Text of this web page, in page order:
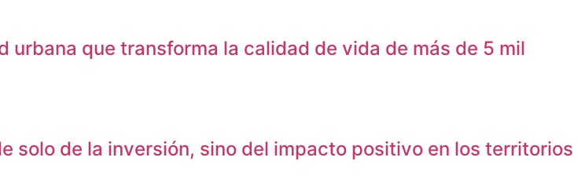
que transforma la calidad de vida de más de 5 mil
solo de la inversión, sino del impacto positivo en los territorios